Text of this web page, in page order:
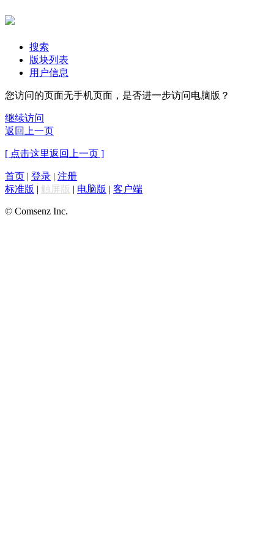
搜索
版块列表
用户信息
您访问的页面无手机页面，是否进一步访问电脑版？
继续访问
返回上一页
[ 点击这里返回上一页 ]
首页 | 登录 | 注册
标准版 | 触屏版 | 电脑版 | 客户端
© Comsenz Inc.